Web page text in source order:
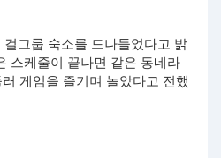
그룹 숙소를 드나들었다고 밝
스케줄이 끝나면 같은 동네라
게임을 즐기며 놀았다고 전했